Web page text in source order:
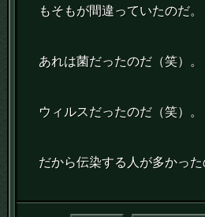
もそもが間違っていたのだ。
あれは菌だったのだ（笑）。
ウィルスだったのだ（笑）。
だから伝染する人が多かった